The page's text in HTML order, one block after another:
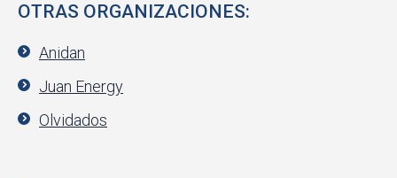
OTRAS ORGANIZACIONES:
Anidan
Juan Energy
Olvidados